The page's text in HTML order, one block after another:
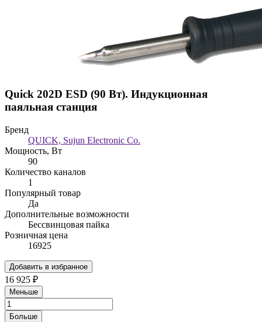
Quick 202D ESD (90 Вт). Индукционная
паяльная станция
Бренд
QUICK, Sujun Electronic Co.
Мощность, Вт
90
Количество каналов
1
Популярный товар
Да
Дополнительные возможности
Бессвинцовая пайка
Розничная цена
16925
Добавить в избранное
16 925 ₽
Меньше
Больше